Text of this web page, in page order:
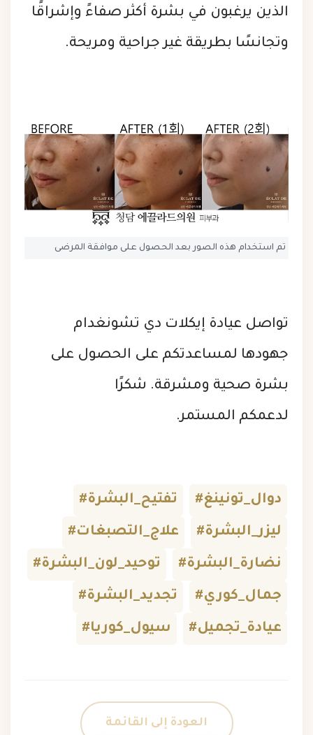
الذين يرغبون في بشرة أكثر صفاءً وإشراقًا
وتجانسًا بطريقة غير جراحية ومريحة.
تم استخدام هذه الصور بعد الحصول على موافقة المرضى
تواصل عيادة إيكلات دي تشونغدام
جهودها لمساعدتكم على الحصول على
بشرة صحية ومشرقة. شكرًا
لدعمكم المستمر.
#دوال_تونينغ #تفتيح_البشرة
#ليزر_البشرة #علاج_التصبغات
#نضارة_البشرة #توحيد_لون_البشرة
#جمال_كوري #تجديد_البشرة
#عيادة_تجميل #سيول_كوريا
العودة إلى القائمة